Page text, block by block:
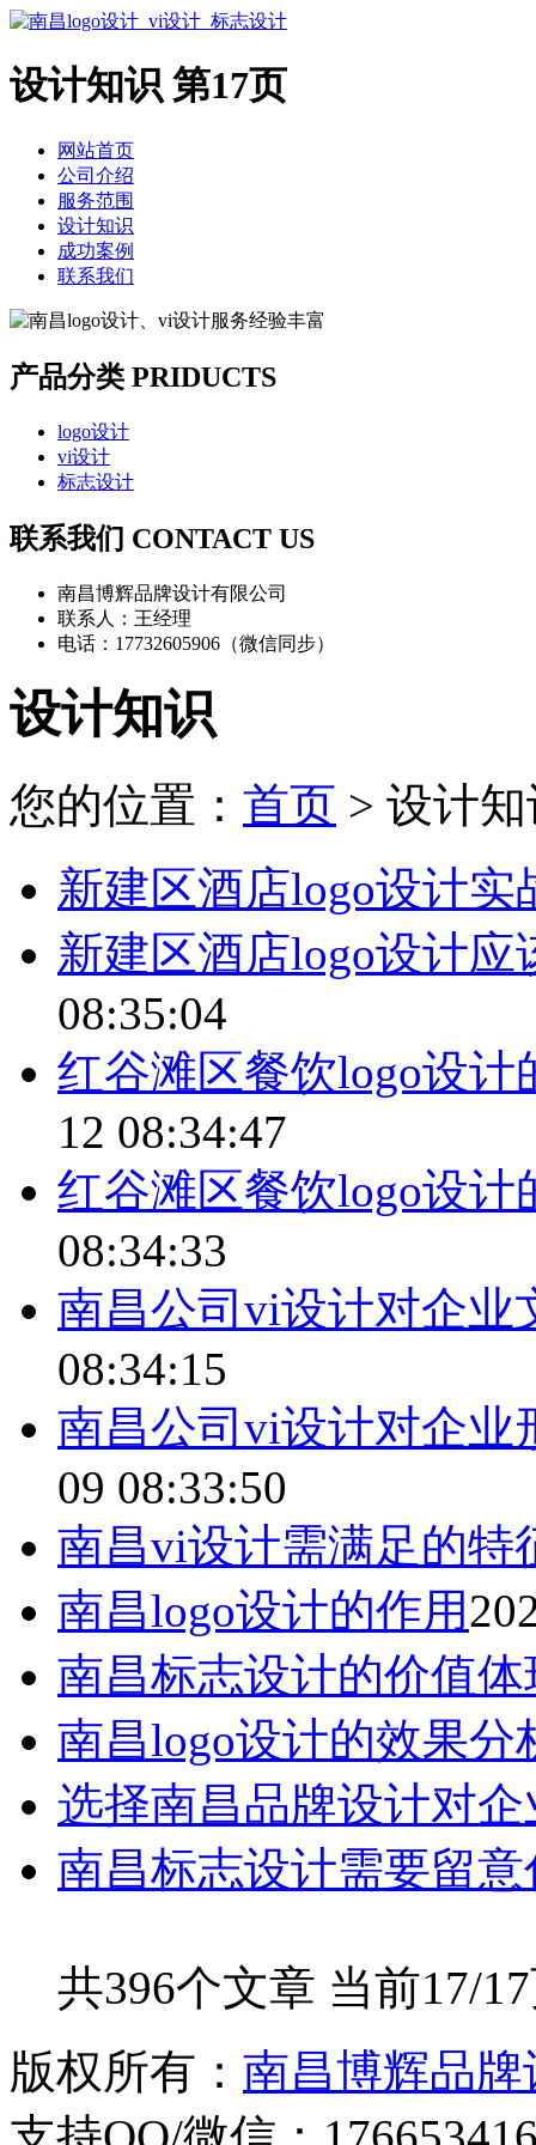
设计知识 第17页
网站首页
公司介绍
服务范围
设计知识
成功案例
联系我们
产品分类 PRIDUCTS
logo设计
vi设计
标志设计
联系我们 CONTACT US
南昌博辉品牌设计有限公司
联系人：王经理
电话：17732605906（微信同步）
设计知识
您的位置： 首页 > 设计
新建区酒店logo设计实
新建区酒店logo设计应
08:35:04
红谷滩区餐饮logo设
12 08:34:47
红谷滩区餐饮logo设计
08:34:33
南昌公司vi设计对企业
08:34:15
南昌公司vi设计对企业
09 08:33:50
南昌vi设计需满足的特
南昌logo设计的作用
南昌标志设计的价值体
南昌logo设计的效果分
选择南昌品牌设计对
南昌标志设计需要留意
共396个文章 当前17/
版权所有： 南昌博辉品